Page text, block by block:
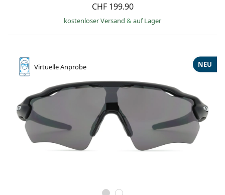
CHF 199.90
kostenloser Versand & auf Lager
VirtuelleAnprobe NEU